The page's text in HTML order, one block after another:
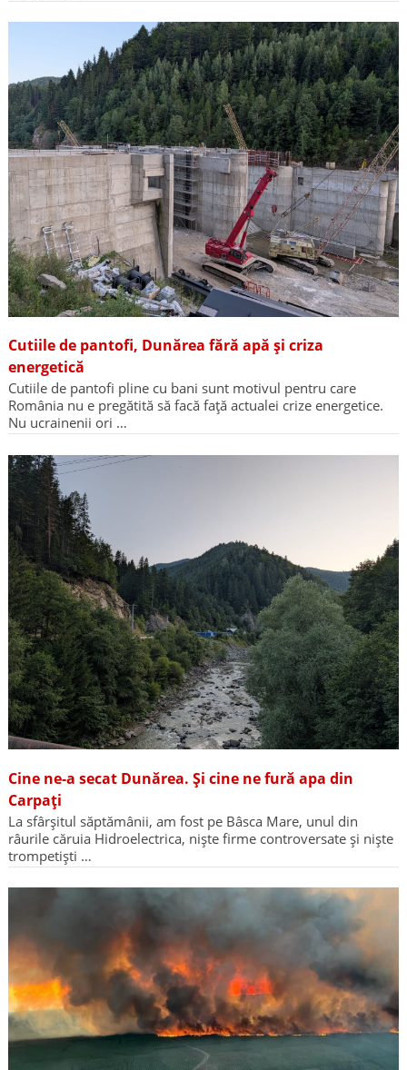
Cutiile de pantofi, Dunărea fără apă și criza
energetică
Cutiile de pantofi pline cu bani sunt motivul pentru care
România nu e pregătită să facă față actualei crize energetice.
Nu ucrainenii ori …
Cine ne-a secat Dunărea. Și cine ne fură apa din
Carpați
La sfârșitul săptămânii, am fost pe Bâsca Mare, unul din
râurile căruia Hidroelectrica, niște firme controversate și niște
trompetiști …